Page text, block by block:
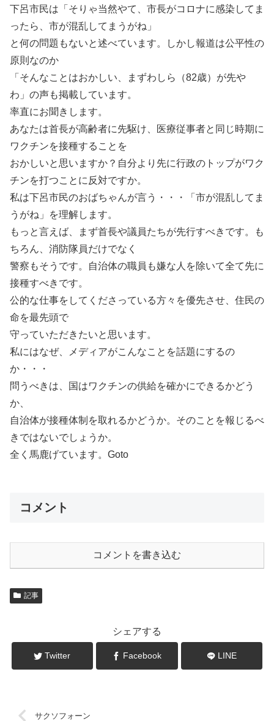
下呂市民は「そりゃ当然やて、市長がコロナに感染してま
ったら、市が混乱してまうがね」
と何の問題もないと述べています。しかし報道は公平性の
原則なのか
「そんなことはおかしい、まずわしら（82歳）が先や
わ」の声も掲載しています。
率直にお聞きします。
あなたは首長が高齢者に先駆け、医療従事者と同じ時期に
ワクチンを接種することを
おかしいと思いますか？自分より先に行政のトップがワク
チンを打つことに反対ですか。
私は下呂市民のおばちゃんが言う・・・「市が混乱してま
うがね」を理解します。
もっと言えば、まず首長や議員たちが先行すべきです。も
ちろん、消防隊員だけでなく
警察もそうです。自治体の職員も嫌な人を除いて全て先に
接種すべきです。
公的な仕事をしてくださっている方々を優先させ、住民の
命を最先頭で
守っていただきたいと思います。
私にはなぜ、メディアがこんなことを話題にするの
か・・・
問うべきは、国はワクチンの供給を確かにできるかどう
か、
自治体が接種体制を取れるかどうか。そのことを報じるべ
きではないでしょうか。
全く馬鹿げています。Goto
コメント
コメントを書き込む
記事
シェアする
Twitter Facebook LINE
サクソフォーン